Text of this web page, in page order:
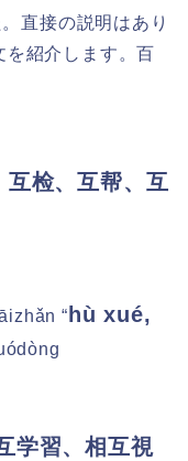
直接の説明はあり
を紹介します。百
互检、互帮、互
“ hù xué,
学習、相互視